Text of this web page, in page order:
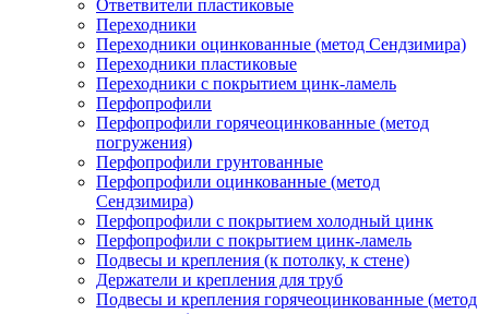
Ответвители пластиковые
Переходники
Переходники оцинкованные (метод Сендзимира)
Переходники пластиковые
Переходники с покрытием цинк-ламель
Перфопрофили
Перфопрофили горячеоцинкованные (метод
погружения)
Перфопрофили грунтованные
Перфопрофили оцинкованные (метод
Сендзимира)
Перфопрофили с покрытием холодный цинк
Перфопрофили с покрытием цинк-ламель
Подвесы и крепления (к потолку, к стене)
Держатели и крепления для труб
Подвесы и крепления горячеоцинкованные (метод